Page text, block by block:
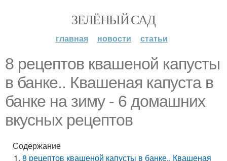
ЗЕЛЁНЫЙ САД
главная новости статьи
8 рецептов квашеной капусты
в банке.. Квашеная капуста в
банке на зиму - 6 домашних
вкусных рецептов
Содержание
8 рецептов квашеной капусты в банке.. Квашеная